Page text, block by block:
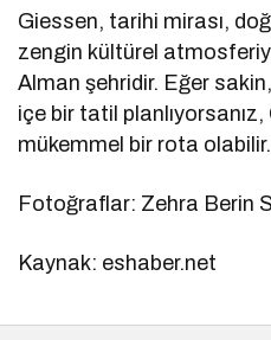
Giessen, tarihi mirası,
zengin kültürel
Alman şehridir. Eğer
içe bir tatil
mükemmel bir rota olabilir.
Fotoğraflar: Zehra Berin
Kaynak: eshaber.net